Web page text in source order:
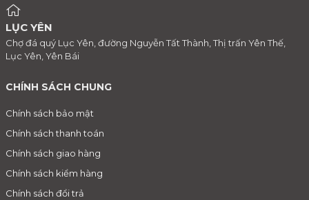
LỤC YÊN
Chợ đá quý Lục Yên, đường Nguyễn Tất Thành, Thị trấn Yên Thế,
Lục Yên, Yên Bái
CHÍNH SÁCH CHUNG
Chính sách bảo mật
Chính sách thanh toán
Chính sách giao hàng
Chính sách kiểm hàng
Chính sách đổi trả